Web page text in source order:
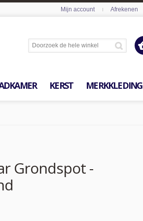
Mijn account Afrekenen
KERST MERKKLEDING
Grondspot -